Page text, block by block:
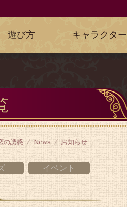
遊び方 キャラクター
の誘惑 News
お知らせ
イベント